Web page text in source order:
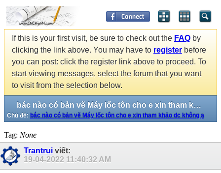
If this is your first visit, be sure to check out the FAQ by
clicking the link above. You may have to register before
you can post: click the register link above to proceed. To
start viewing messages, select the forum that you want
to visit from the selection below.
bác nào có bản vẽ Máy lốc tôn cho e xin tham khảo dc không ạ
Chủ đề: bác nào có bản vẽ Máy lốc tôn cho e xin tham khảo dc không ạ
Tag: None
Trantrui viết:
19-04-2022 11:40:32 AM